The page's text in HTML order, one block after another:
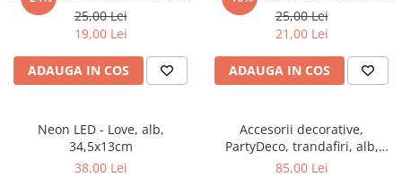
25,00 Lei
19,00 Lei
ADAUGA IN COS
25,00 Lei
21,00 Lei
ADAUGA IN COS
Neon LED - Love, alb,
34,5x13cm
38,00 Lei
Accesorii decorative,
PartyDeco, trandafiri, alb,
9cm, set 24 buc.
85,00 Lei